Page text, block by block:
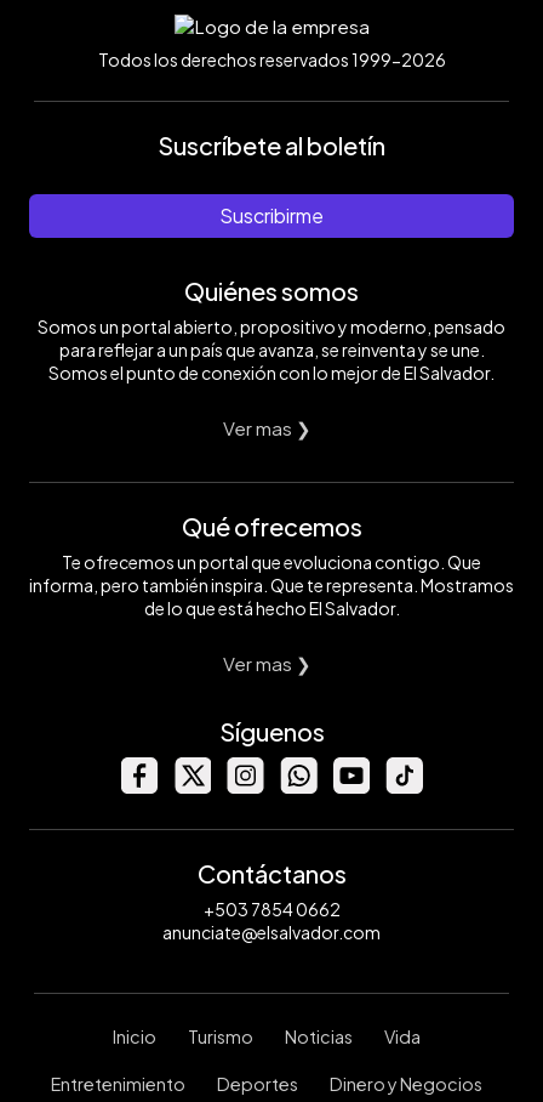
Todos los derechos reservados 1999-2026
Suscríbete al boletín
Suscribirme
Quiénes somos
Somos un portal abierto, propositivo y moderno, pensado
para reflejar a un país que avanza, se reinventa y se une.
Somos el punto de conexión con lo mejor de El Salvador.
Ver mas ❯
Qué ofrecemos
Te ofrecemos un portal que evoluciona contigo. Que
informa, pero también inspira. Que te representa. Mostramos
de lo que está hecho El Salvador.
Ver mas ❯
Síguenos
Contáctanos
+503 7854 0662
anunciate@elsalvador.com
Inicio Turismo Noticias Vida
Entretenimiento Deportes Dinero y Negocios